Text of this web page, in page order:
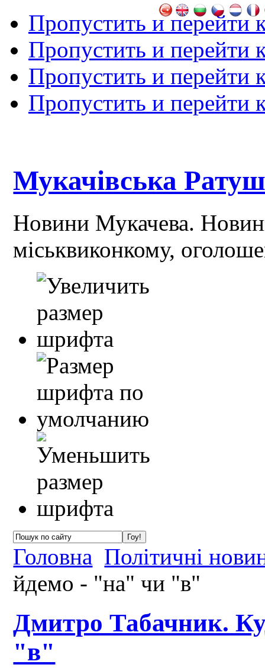
Пропустить и перейти
Пропустить и перейти
Пропустить и перейти
Пропустить и перейти
Мукачівська
Новини Мукачева.
міськвиконкому,
Головна Політичні
йдемо - "на" чи "в"
Дмитро Табачник.
"в"